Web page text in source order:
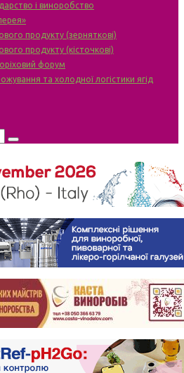
і виноробство
продукту (зерняткові)
продукту (кісточкові)
форум
та холодної логістики ягід